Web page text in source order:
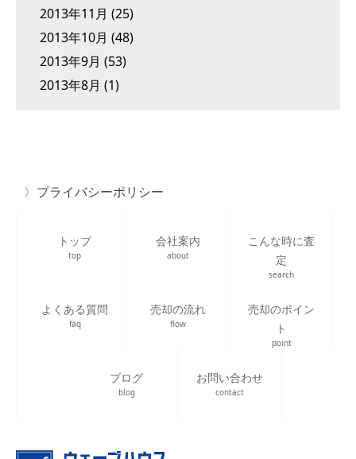
2013年11月 (25)
2013年10月 (48)
2013年9月 (53)
2013年8月 (1)
プライバシーポリシー
トップ
top
会社案内
about
こんな時に査
定
search
よくある質問
faq
売却の流れ
flow
売却のポイン
ト
point
ブログ
blog
お問い合わせ
contact